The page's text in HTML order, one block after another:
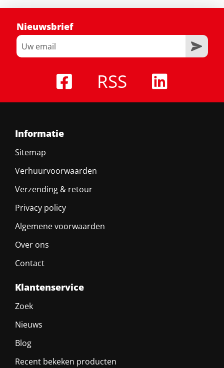
Nieuwsbrief
RSS
Informatie
Sitemap
Verhuurvoorwaarden
Verzending & retour
Privacy policy
Algemene voorwaarden
Over ons
Contact
Klantenservice
Zoek
Nieuws
Blog
Recent bekeken producten